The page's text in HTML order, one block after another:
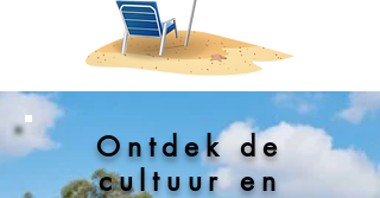
Ontdek de
cultuur en